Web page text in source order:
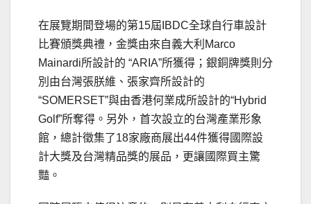
在展覽期間登場的第15屆IBDC全球自行車設計
比賽頒獎典禮，金獎由來自義大利Marco
Mainardi所設計的 “ARIA”所獲得；銀銅牌獎則分
別由台灣張朕維、張家齊所設計的
“SOMERSET”與由香港何業成所設計的“Hybrid
Golf”所奪得。另外，首次設立的台灣產業形象
館，總計徵集了18家廠商展出44件獲得國際設
計大獎及台灣精品獎的展品，更讓國際買主驚
豔。